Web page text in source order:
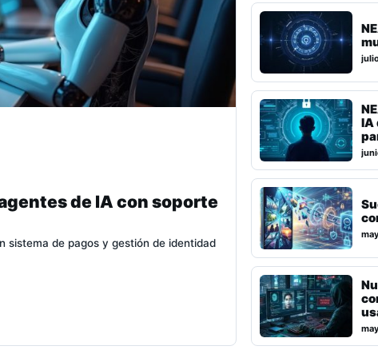
de IA con soporte
sistema de pagos y gestión de identidad
IA